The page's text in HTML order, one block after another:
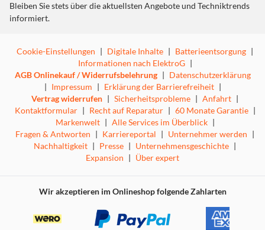
Bleiben Sie stets über die aktuellsten Angebote und Techniktrends
informiert.
Cookie-Einstellungen | Digitale Inhalte | Batterieentsorgung |
Informationen nach ElektroG |
AGB Onlinekauf / Widerrufsbelehrung | Datenschutzerklärung
| Impressum | Erklärung der Barrierefreiheit |
Vertrag widerrufen | Sicherheitsprobleme | Anfahrt |
Kontaktformular | Recht auf Reparatur | 60 Monate Garantie |
Markenwelt | Alle Services im Überblick |
Fragen & Antworten | Karriereportal | Unternehmer werden |
Nachhaltigkeit | Presse | Unternehmensgeschichte |
Expansion | Über expert
Wir akzeptieren im Onlineshop folgende Zahlarten